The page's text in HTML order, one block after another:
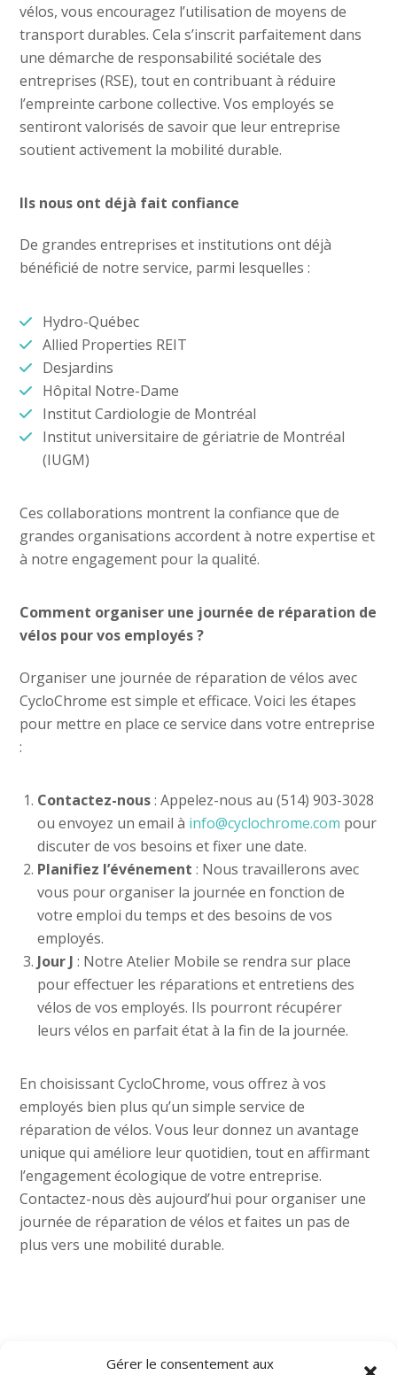
Gérer le consentement aux
vélos, vous encouragez l’utilisation de moyens de
transport durables. Cela s’inscrit parfaitement dans
une démarche de responsabilité sociétale des
entreprises (RSE), tout en contribuant à réduire
l’empreinte carbone collective. Vos employés se
sentiront valorisés de savoir que leur entreprise
soutient activement la mobilité durable.
Ils nous ont déjà fait confiance
De grandes entreprises et institutions ont déjà
bénéficié de notre service, parmi lesquelles :
Hydro-Québec
Allied Properties REIT
Desjardins
Hôpital Notre-Dame
Institut Cardiologie de Montréal
Institut universitaire de gériatrie de Montréal
(IUGM)
Ces collaborations montrent la confiance que de
grandes organisations accordent à notre expertise et
à notre engagement pour la qualité.
Comment organiser une journée de réparation de
vélos pour vos employés ?
Organiser une journée de réparation de vélos avec
CycloChrome est simple et efficace. Voici les étapes
pour mettre en place ce service dans votre entreprise
:
Contactez-nous: Appelez-nous au (514) 903-3028
ou envoyez un email à info@cyclochrome.com pour
discuter de vos besoins et fixer une date.
Planifiez l’événement : Nous travaillerons avec
vous pour organiser la journée en fonction de
votre emploi du temps et des besoins de vos
employés.
Jour J : Notre Atelier Mobile se rendra sur place
pour effectuer les réparations et entretiens des
vélos de vos employés. Ils pourront récupérer
leurs vélos en parfait état à la fin de la journée.
En choisissant CycloChrome, vous offrez à vos
employés bien plus qu’un simple service de
réparation de vélos. Vous leur donnez un avantage
unique qui améliore leur quotidien, tout en affirmant
l’engagement écologique de votre entreprise.
Contactez-nous dès aujourd’hui pour organiser une
journée de réparation de vélos et faites un pas de
plus vers une mobilité durable.